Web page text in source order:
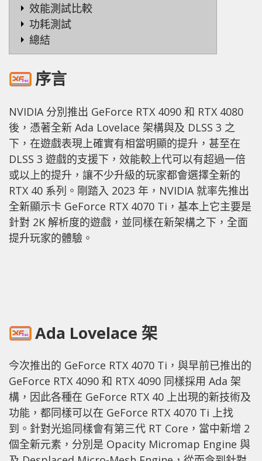
效能測試比較
功耗測試
總結
序言
NVIDIA 分別推出 GeForce RTX 4090 和 RTX 4080
後，憑著全新 Ada Lovelace 架構與及 DLSS 3 之
下，在遊戲表現上確實有相當明顯的提升，甚至在
DLSS 3 遊戲的支援下，效能較上代可以有超過一倍
或以上的提升，讓不少升級的玩家都會選擇全新的
RTX 40 系列。剛踏入 2023 年，NVIDIA 就率先推出
全新顯示卡 GeForce RTX 4070 Ti，基本上它主要是
針對 2K 解析度的遊戲，並同樣在新架構之下，全面
提升玩家的體驗。
Ada Lovelace 架
今次推出的 GeForce RTX 4070 Ti，與早前已推出的
GeForce RTX 4090 和 RTX 4090 同樣採用 Ada 架
構，因此各種在 GeForce RTX 40 上出現的新技術及
功能，都同樣可以在 GeForce RTX 4070 Ti 上找
到。針對光追同樣會有第三代 RT Core，當中新增 2
個全新元素，分別是 Opacity Micromap Engine 與